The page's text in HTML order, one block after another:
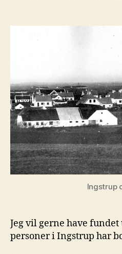
Ingstrup
Jeg vil gerne have
personer i Ingstrup har